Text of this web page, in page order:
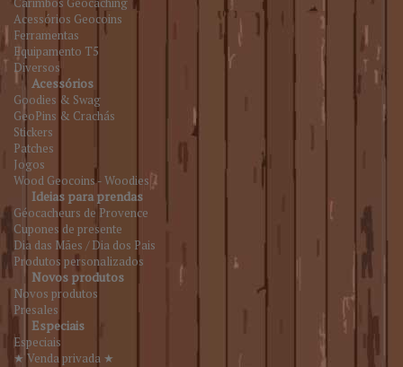
Acessórios Geocoins
Ferramentas
Equipamento T5
Diversos
Acessórios
Goodies & Swag
GeoPins & Crachás
Stickers
Patches
Jogos
Wood Geocoins - Woodies
Ideias para prendas
Géocacheurs de Provence
Cupones de presente
Dia das Mães / Dia dos Pais
Produtos personalizados
Novos produtos
Novos produtos
Presales
Especiais
Especiais
★ Venda privada ★